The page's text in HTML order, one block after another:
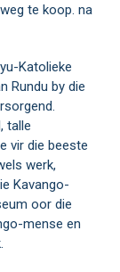
te koop. na
Katolieke
Rundu by die
talle
vir die beeste
werk,
Kavango-
oor die
mense en